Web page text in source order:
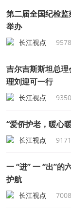
第二届全国纪检
举办
长江视点
吉尔吉斯斯坦总
理刘迎可一行
长江视点
“爱侨护老，暖心
长江视点
一 “进” 一 “出”
护航
长江视点